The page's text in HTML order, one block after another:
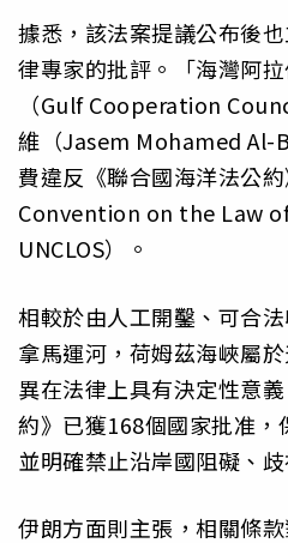
據悉，該法案提議公布後
律專家的批評。「海灣阿拉
（Gulf Cooperation
維（Jasem Mohamed Al-
費違反《聯合國海洋法公
Convention on the Law of
UNCLOS）。
相較於由人工開鑿、可合
拿馬運河，荷姆茲海峽屬
異在法律上具有決定性意
約》已獲168個國家批准，
並明確禁止沿岸國阻礙、
伊朗方面則主張，相關條